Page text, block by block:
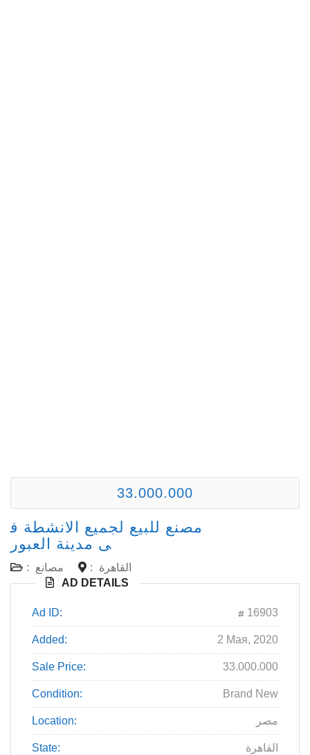
33.000.000
مصنع للبيع لجميع الانشطة ف
ى مدينة العبور
: مصانع :
القاهرة
AD DETAILS
Ad ID: 16903
Added: 2 Мая, 2020
Sale Price: 33.000.000
Condition: Brand New
Location: مصر
State: القاهرة